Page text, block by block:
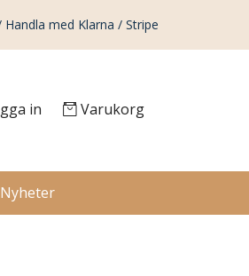
med Klarna / Stripe
in Varukorg